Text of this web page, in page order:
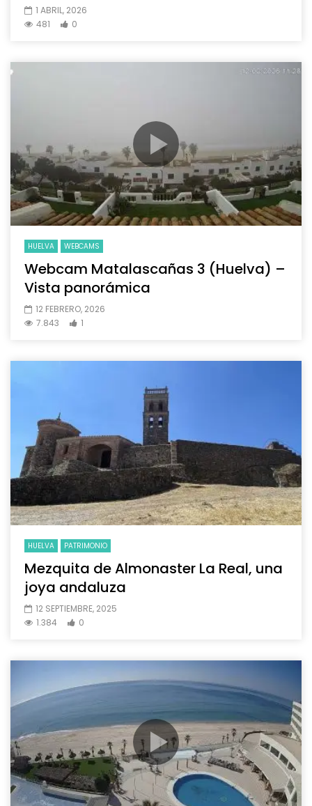
1 ABRIL, 2026
481
0
HUELVA WEBCAMS
Webcam Matalascañas 3 (Huelva) –
Vista panorámica
12 FEBRERO, 2026
7.843
1
HUELVA PATRIMONIO
Mezquita de Almonaster La Real, una
joya andaluza
12 SEPTIEMBRE, 2025
1.384
0